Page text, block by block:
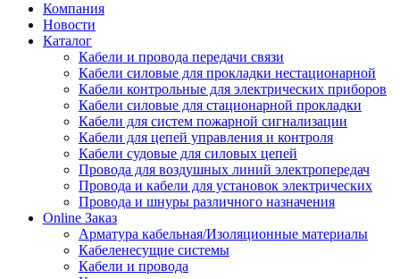
Компания
Новости
Каталог
Кабели и провода передачи связи
Кабели силовые для прокладки нестационарной
Кабели контрольные для электрических приборов
Кабели силовые для стационарной прокладки
Кабели для систем пожарной сигнализации
Кабели для цепей управления и контроля
Кабели судовые для силовых цепей
Провода для воздушных линий электропередач
Провода и кабели для установок электрических
Провода и шнуры различного назначения
Online Заказ
Арматура кабельная/Изоляционные материалы
Кабеленесущие системы
Кабели и провода